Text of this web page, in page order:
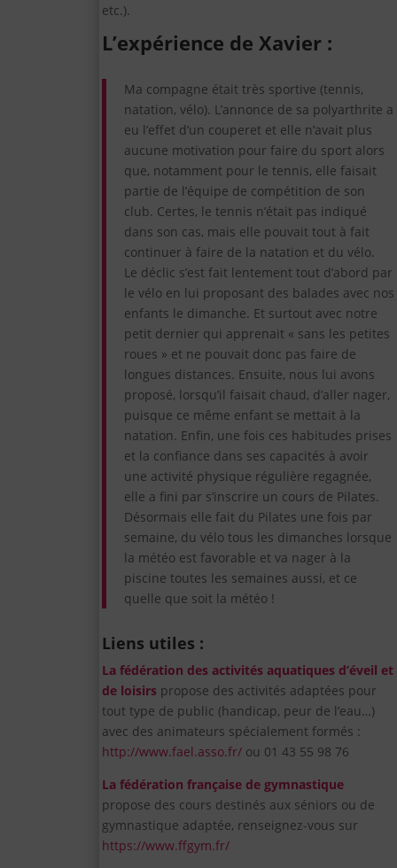
etc.).
L’expérience de Xavier :
Ma compagne était très sportive (tennis,
natation, vélo). L’annonce de sa polyarthrite a
eu l’effet d’un couperet et elle n’avait plus
aucune motivation pour faire du sport alors
que, notamment pour le tennis, elle faisait
partie de l’équipe de compétition de son
club. Certes, le tennis n’était pas indiqué
dans son cas, mais elle pouvait tout à fait
continuer à faire de la natation et du vélo.
Le déclic s’est fait lentement tout d’abord par
le vélo en lui proposant des balades avec nos
enfants le dimanche. Et surtout avec notre
petit dernier qui apprenait « sans les petites
roues » et ne pouvait donc pas faire de
longues distances. Ensuite, nous lui avons
proposé, lorsqu’il faisait chaud, d’aller nager,
puisque ce même enfant se mettait à la
natation. Enfin, une fois ces habitudes prises
et la confiance dans ses capacités à avoir
une activité physique régulière regagnée,
elle a fini par s’inscrire un cours de Pilates.
Désormais elle fait du Pilates une fois par
semaine, du vélo tous les dimanches lorsque
la météo est favorable et va nager à la
piscine toutes les semaines aussi, et ce
quelle que soit la météo !
Liens utiles :
La fédération des activités aquatiques d’éveil et
de loisirs propose des activités adaptées pour
tout type de public (handicap, peur de l’eau…)
avec des animateurs spécialement formés :
http://www.fael.asso.fr/ ou 01 43 55 98 76
La fédération française de gymnastique
propose des cours destinés aux séniors ou de
gymnastique adaptée, renseignez-vous sur
https://www.ffgym.fr/